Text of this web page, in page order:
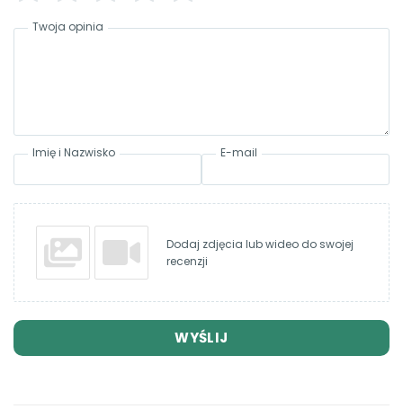
Twoja opinia
Imię i Nazwisko E-mail
Dodaj zdjęcia lub wideo do swojej
recenzji
WYŚLIJ